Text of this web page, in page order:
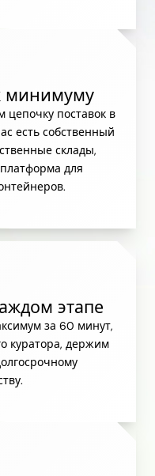
минимуму
поставок в
есть собственный
склады,
для
этапе
за 60 минут,
куратора, держим